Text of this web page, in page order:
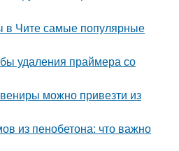
в Чите самые популярные
удаления праймера со
можно привезти из
из пенобетона: что важно